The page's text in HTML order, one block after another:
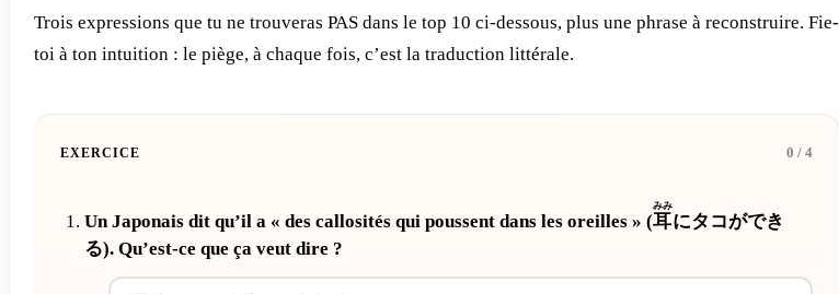
Trois expressions que tu ne trouveras PAS dans le top 10 ci-dessous, plus une phrase à reconstruire. Fie-
toi à ton intuition : le piège, à chaque fois, c’est la traduction littérale.
EXERCICE 0 / 4
Un Japonais dit qu’il a « des callosités qui poussent dans les oreilles » (耳
みみ
にタコができ
る). Qu’est-ce que ça veut dire ?